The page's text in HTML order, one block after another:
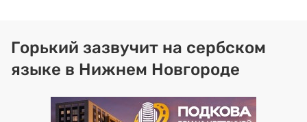
Новости
Статьи
Здоровье
Горький зазвучит на сербском
языке в Нижнем Новгороде